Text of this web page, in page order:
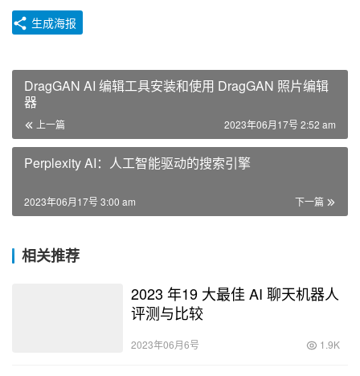
生成海报
DragGAN AI 编辑工具安装和使用 DragGAN 照片编辑
器
上一篇 2023年06月17号 2:52 am
Perplexity AI：人工智能驱动的搜索引擎
下一篇
2023年06月17号 3:00 am
相关推荐
2023 年19 大最佳 AI 聊天机器人
评测与比较
2023年06月6号 1.9K